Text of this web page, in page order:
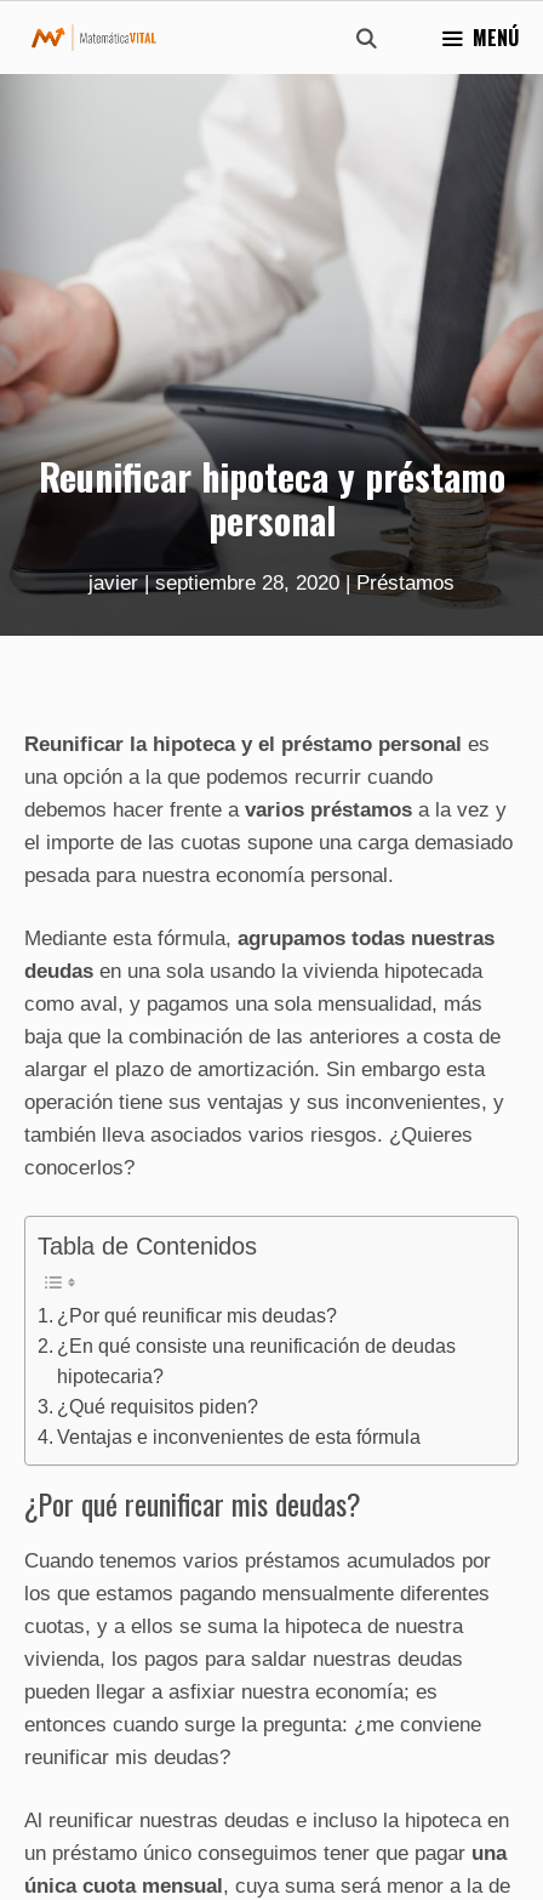
contenido
MENÚ
Reunificar hipoteca y préstamo
personal
javier|septiembre 28, 2020|Préstamos
Reunificar la hipoteca y el préstamo personal es
una opción a la que podemos recurrir cuando
debemos hacer frente a varios préstamos a la vez y
el importe de las cuotas supone una carga demasiado
pesada para nuestra economía personal.
Mediante esta fórmula, agrupamos todas nuestras
deudas en una sola usando la vivienda hipotecada
como aval, y pagamos una sola mensualidad, más
baja que la combinación de las anteriores a costa de
alargar el plazo de amortización. Sin embargo esta
operación tiene sus ventajas y sus inconvenientes, y
también lleva asociados varios riesgos. ¿Quieres
conocerlos?
Tabla de Contenidos
¿Por qué reunificar mis deudas?
¿En qué consiste una reunificación de deudas
hipotecaria?
¿Qué requisitos piden?
Ventajas e inconvenientes de esta fórmula
¿Por qué reunificar mis deudas?
Cuando tenemos varios préstamos acumulados por
los que estamos pagando mensualmente diferentes
cuotas, y a ellos se suma la hipoteca de nuestra
vivienda, los pagos para saldar nuestras deudas
pueden llegar a asfixiar nuestra economía; es
entonces cuando surge la pregunta: ¿me conviene
reunificar mis deudas?
Al reunificar nuestras deudas e incluso la hipoteca en
un préstamo único conseguimos tener que pagar una
única cuota mensual, cuya suma será menor a la de